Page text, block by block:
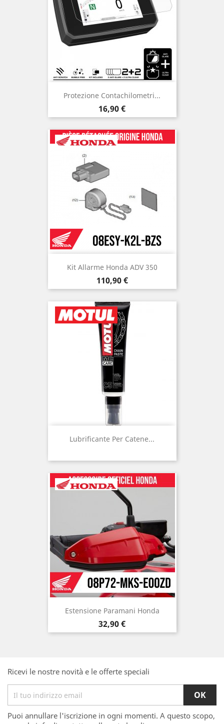
Protezione Contachilometri...
Prezzo
16,90 €
Kit Allarme Honda ADV 350
Prezzo
110,90 €
Lubrificante Per Catene...
Estensione Paramani Honda
Prezzo
32,90 €
Ricevi le nostre novità e le offerte speciali
Puoi annullare l'iscrizione in ogni momenti. A questo scopo,